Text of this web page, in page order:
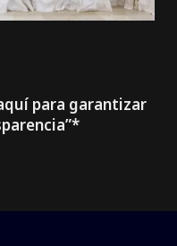
para garantizar